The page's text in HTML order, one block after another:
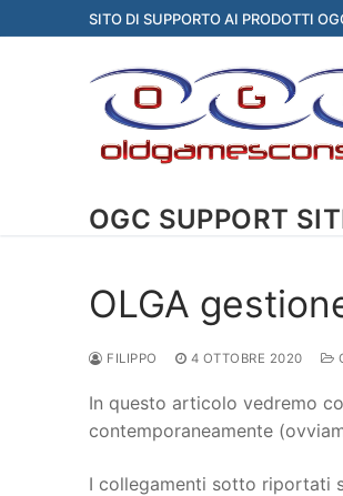
to
SITO DI SUPPORTO AI PRODOTTI
OGC SUPPORT
OLGA
FILIPPO 4 OTTOBRE 2020
In questo articolo vedremo
contemporaneamente
I collegamenti sotto riportati